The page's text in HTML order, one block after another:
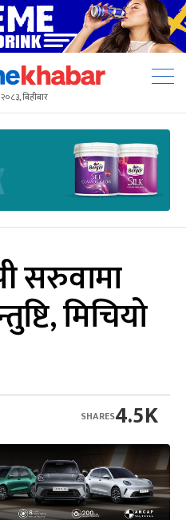
बिहीबार
सरुवामा
मिचियो
4.5K
SHARES